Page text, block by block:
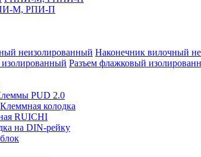
М, РПИ-П
Наконечник вилочный
Разъем флажковый
PUD 2.0
Клеммная колодка
RUICHI
на DIN-рейку